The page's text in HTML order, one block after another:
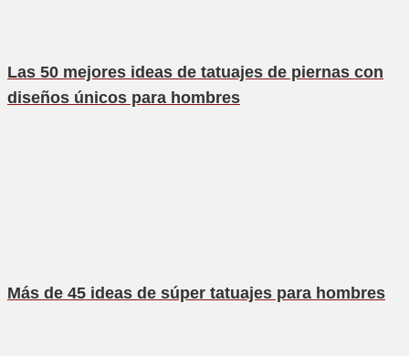
Las 50 mejores ideas de tatuajes de piernas con
diseños únicos para hombres
Más de 45 ideas de súper tatuajes para hombres